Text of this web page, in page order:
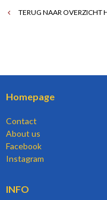
TERUG NAAR OVERZICHT
Homepage
Contact
About us
Facebook
Instagram
INFO